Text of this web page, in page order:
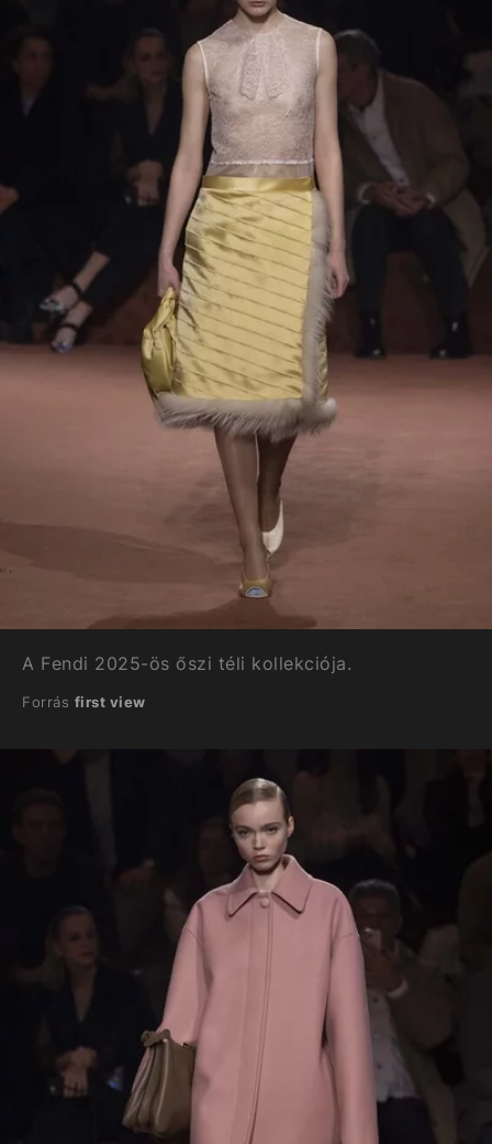
A Fendi 2025-ös őszi téli kollekciója.
Forrás first view